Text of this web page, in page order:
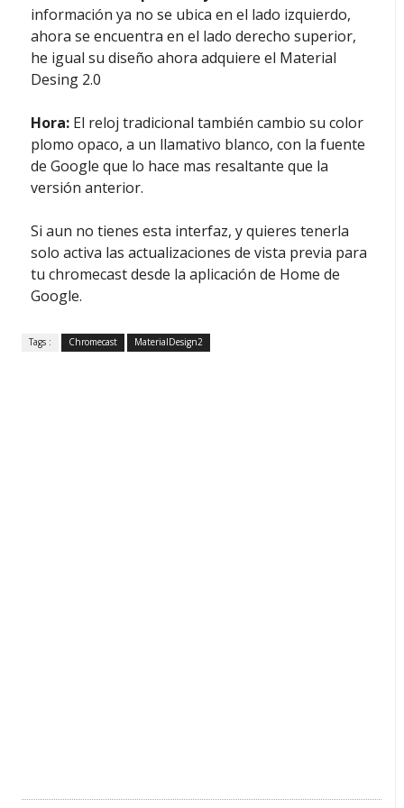
información ya no se ubica en el lado izquierdo,
ahora se encuentra en el lado derecho superior,
he igual su diseño ahora adquiere el Material
Desing 2.0
Hora:El reloj tradicional también cambio su color
plomo opaco, a un llamativo blanco, con la fuente
de Google que lo hace mas resaltante que la
versión anterior.
Si aun no tienes esta interfaz, y quieres tenerla
solo activa las actualizaciones de vista previa para
tu chromecast desde la aplicación de Home de
Google.
Tags : Chromecast MaterialDesign2